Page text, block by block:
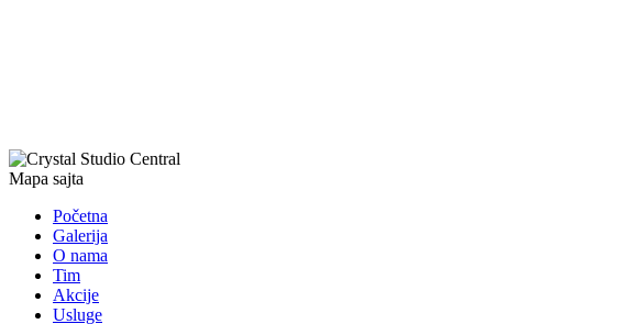
Mapa sajta
Početna
Galerija
O nama
Tim
Akcije
Usluge